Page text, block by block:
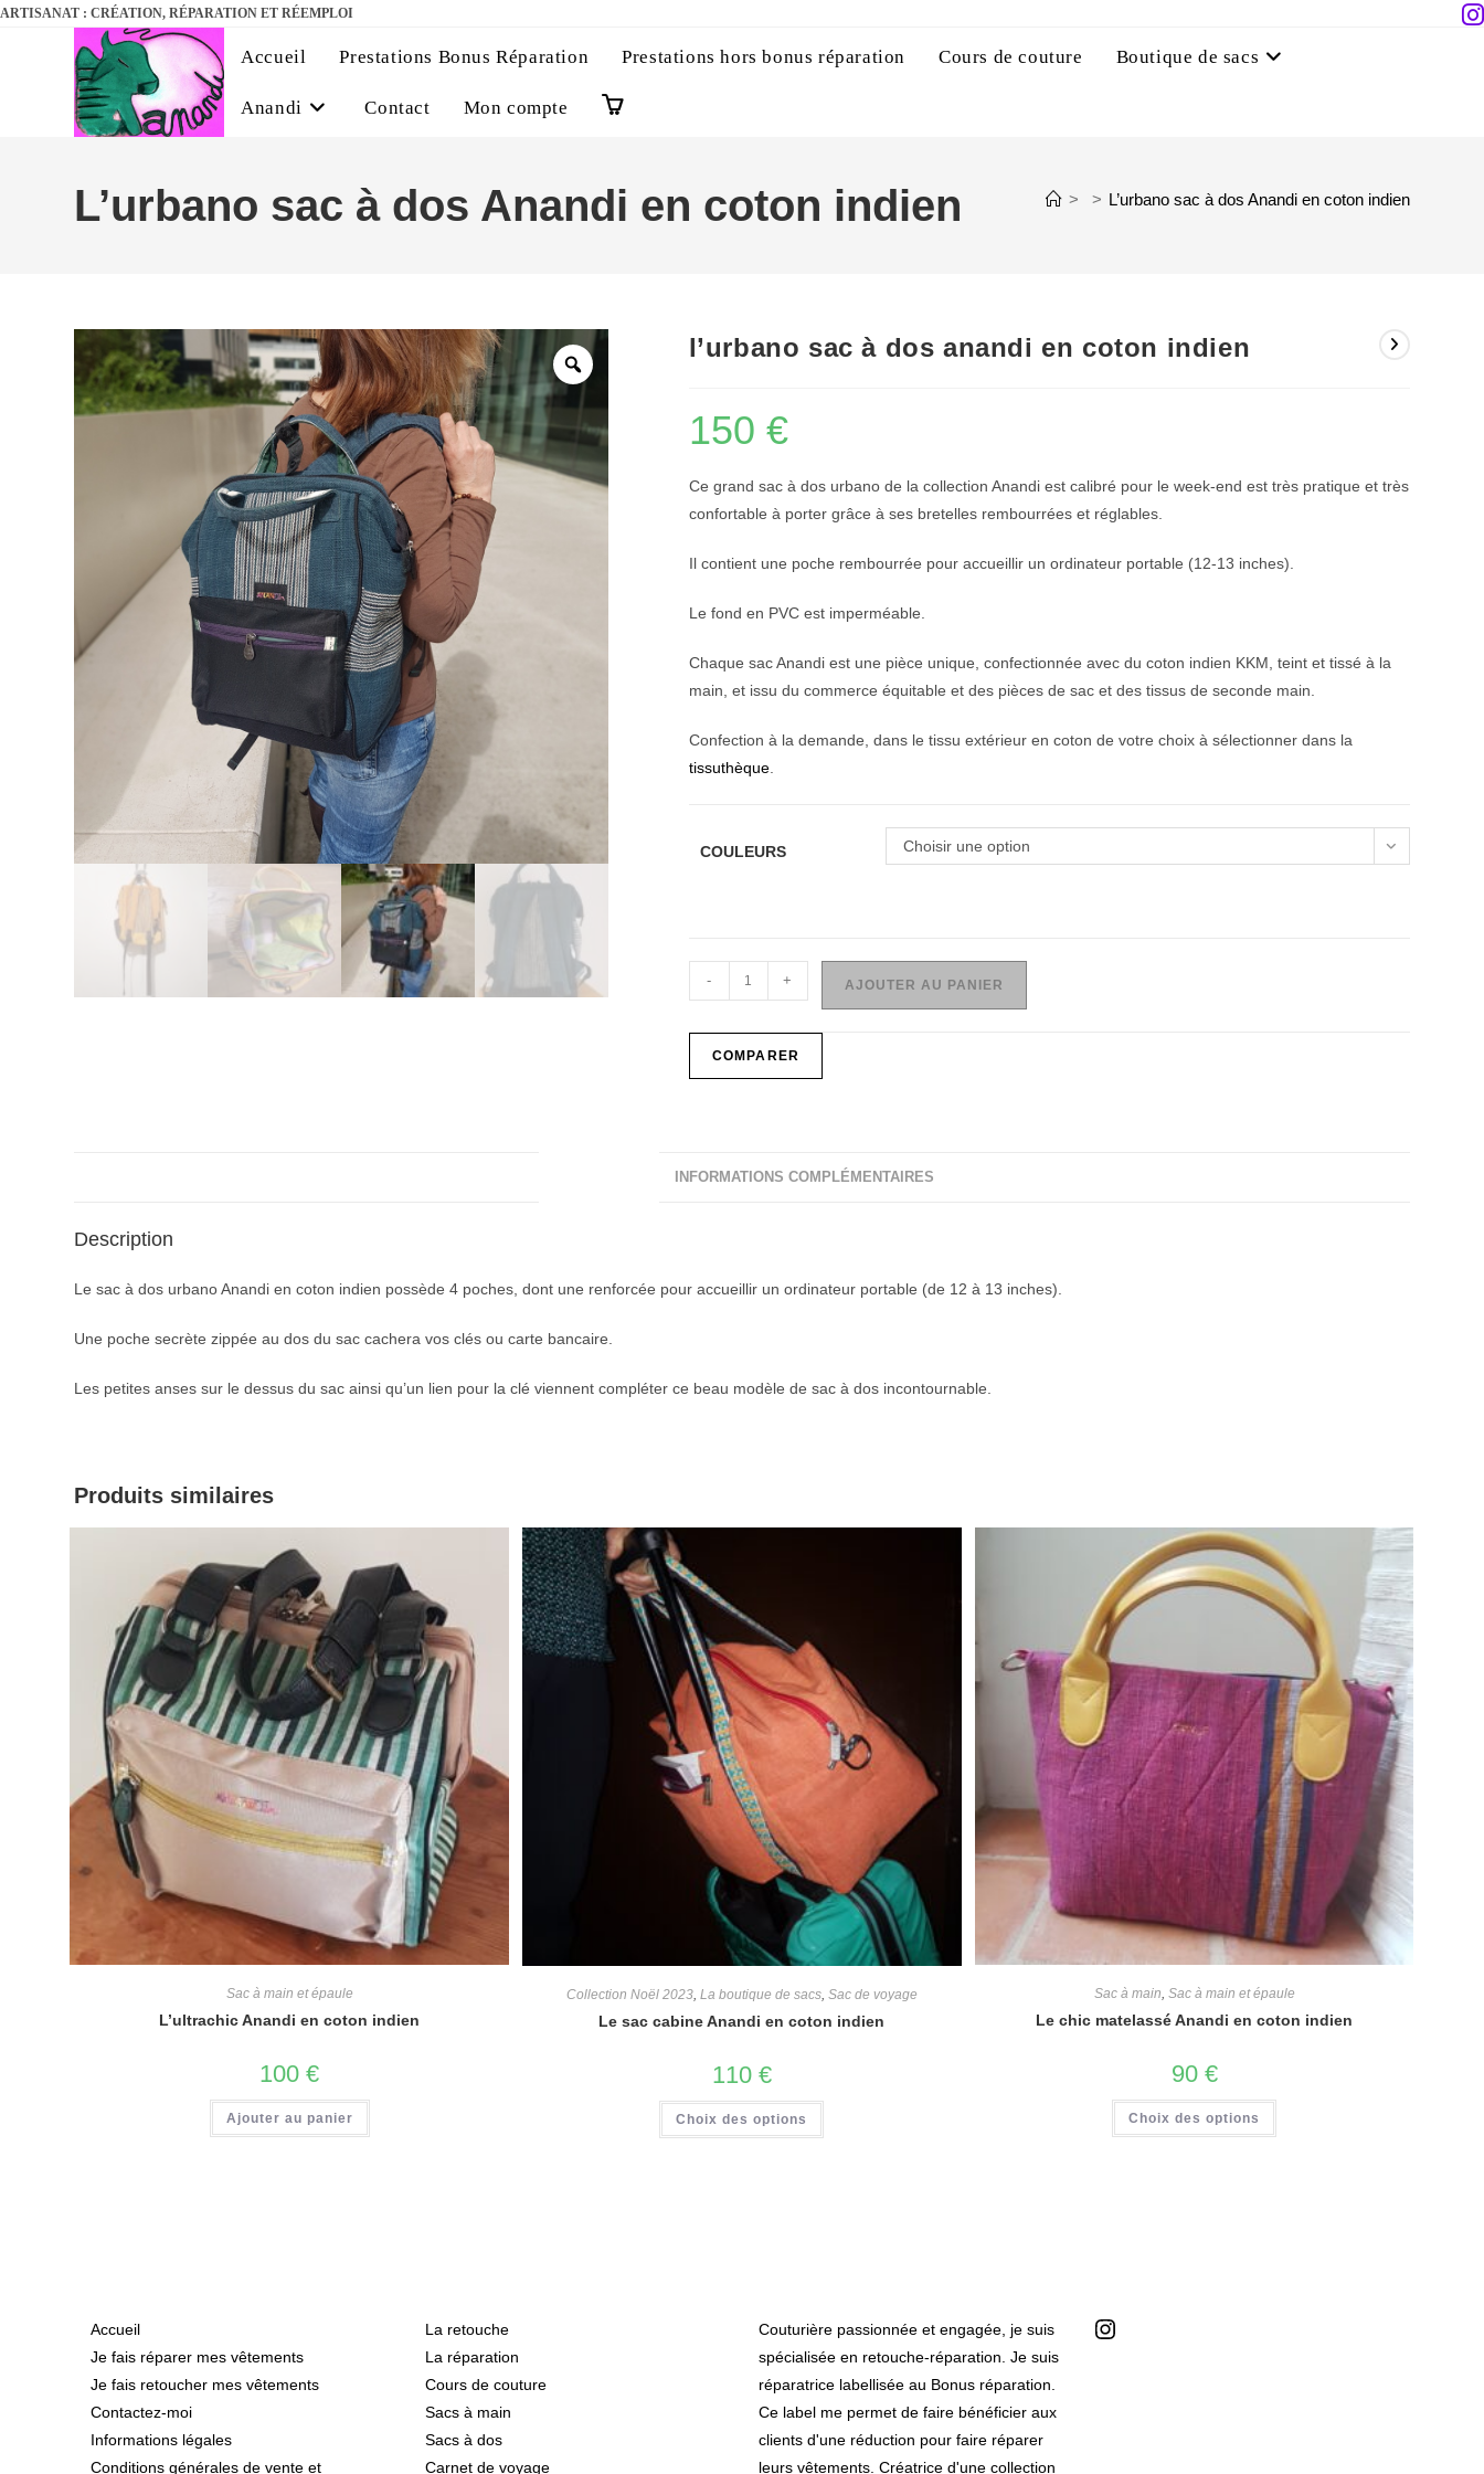
ARTISANAT : CRÉATION, RÉPARATION ET RÉEMPLOI
Accueil Prestations Bonus Réparation Prestations hors bonus réparation Cours de couture Boutique de sacs
Anandi Contact Mon compte
L’urbano sac à dos Anandi en coton indien > > L’urbano sac à dos Anandi en coton indien
l’urbano sac à dos anandi en coton indien
150 €
Ce grand sac à dos urbano de la collection Anandi est calibré pour le week-end est très pratique et très
confortable à porter grâce à ses bretelles rembourrées et réglables.
Il contient une poche rembourrée pour accueillir un ordinateur portable (12-13 inches).
Le fond en PVC est imperméable.
Chaque sac Anandi est une pièce unique, confectionnée avec du coton indien KKM, teint et tissé à la
main, et issu du commerce équitable et des pièces de sac et des tissus de seconde main.
Confection à la demande, dans le tissu extérieur en coton de votre choix à sélectionner dans la
tissuthèque.
COULEURS Choisir une option
- + AJOUTER AU PANIER
COMPARER
INFORMATIONS COMPLÉMENTAIRES
Description
Le sac à dos urbano Anandi en coton indien possède 4 poches, dont une renforcée pour accueillir un ordinateur portable (de 12 à 13 inches).
Une poche secrète zippée au dos du sac cachera vos clés ou carte bancaire.
Les petites anses sur le dessus du sac ainsi qu’un lien pour la clé viennent compléter ce beau modèle de sac à dos incontournable.
Produits similaires
Sac à main et épaule
L’ultrachic Anandi en coton indien
100€
Ajouter au panier
Collection Noël 2023, La boutique de sacs, Sac de voyage
Le sac cabine Anandi en coton indien
110 €
Choix des options
Sac à main, Sac à main et épaule
Le chic matelassé Anandi en coton indien
90 €
Choix des options
Accueil
Je fais réparer mes vêtements
Je fais retoucher mes vêtements
Contactez-moi
Informations légales
Conditions générales de vente et
La retouche
La réparation
Cours de couture
Sacs à main
Sacs à dos
Carnet de voyage
Couturière passionnée et engagée, je suis
spécialisée en retouche-réparation. Je suis
réparatrice labellisée au Bonus réparation.
Ce label me permet de faire bénéficier aux
clients d'une réduction pour faire réparer
leurs vêtements. Créatrice d'une collection